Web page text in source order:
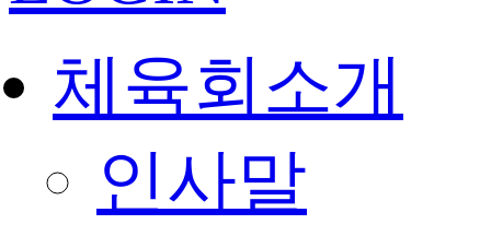
체육회소개
인사말